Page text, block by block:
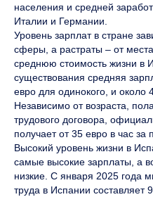
населения и средней
Италии и Германии.
Уровень зарплат в стране
сферы, а растраты – от
среднюю стоимость жизни в
существования средняя
евро для одинокого, и около
Независимо от возраста,
трудового договора,
получает от 35 евро в час за
Высокий уровень жизни в
самые высокие зарплаты, а
низкие. С января 2025 года
труда в Испании составляет